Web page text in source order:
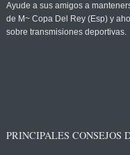
Ayude a sus amigos a
de M~ Copa Del Rey (Esp) y
sobre transmisiones deportivas.
PRINCIPALES CONSEJOS